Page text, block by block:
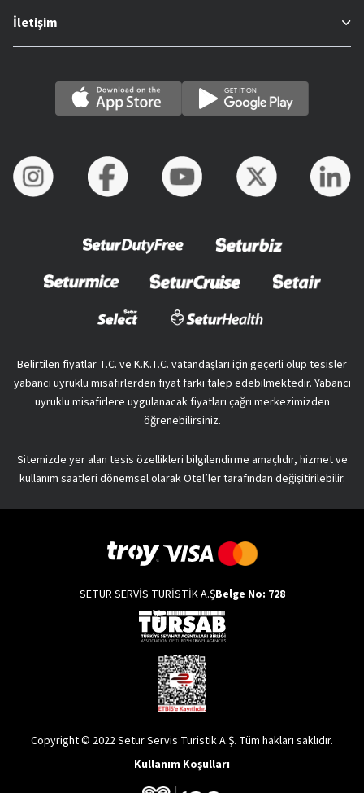
İletişim
Belirtilen fiyatlar T.C. ve K.K.T.C. vatandaşları için geçerli olup tesisler
yabancı uyruklu misafirlerden fiyat farkı talep edebilmektedir. Yabancı
uyruklu misafirlere uygulanacak fiyatları çağrı merkezimizden
öğrenebilirsiniz.
Sitemizde yer alan tesis özellikleri bilgilendirme amaçlıdır, hizmet ve
kullanım saatleri dönemsel olarak Otel’ler tarafından değişitirilebilir.
SETUR SERVİS TURİSTİK A.ŞBelge No: 728
Copyright © 2022 Setur Servis Turistik A.Ş. Tüm hakları saklıdır.
Kullanım Koşulları